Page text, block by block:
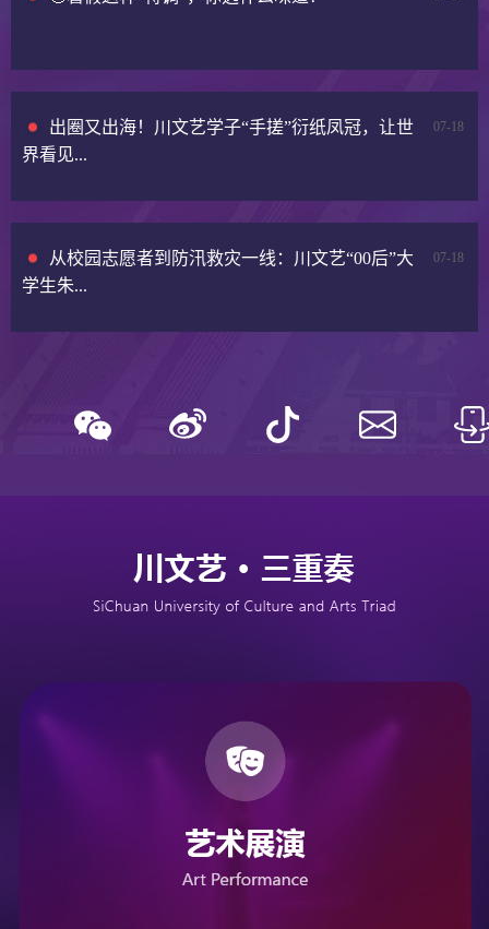
07-18
出圈又出海！川文艺学子“手搓”衍纸凤冠，让世
界看见...
07-18
从校园志愿者到防汛救灾一线：川文艺“00后”大
学生朱...